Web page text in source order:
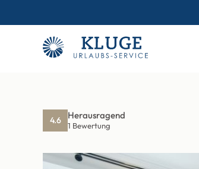
4.6 Herausragend
1 Bewertung